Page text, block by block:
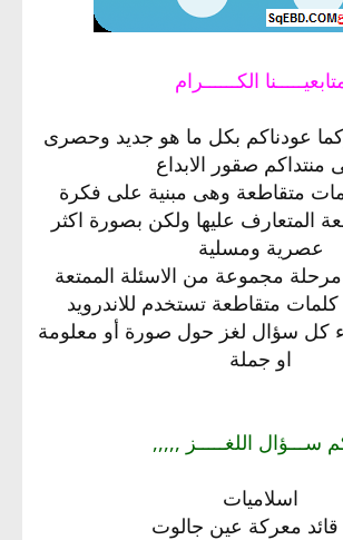
الكــــــرام
عودناكم بكل ما هو جديد وحصرى
منتداكم صقور الابداع
متقاطعة وهى مبنية على فكرة
المتعارف عليها ولكن بصورة اكثر
عصرية ومسلية
مجموعة من الاسئلة الممتعة
كلمات متقاطعة تستخدم للاندرويد
كل سؤال لغز حول صورة أو معلومة
او جملة
ســـؤال اللغـــــز ,,,,,
اسلاميات
معركة عين جالوت